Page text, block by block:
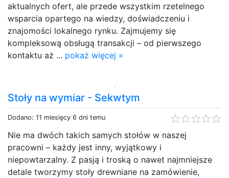
aktualnych ofert, ale przede wszystkim rzetelnego
wsparcia opartego na wiedzy, doświadczeniu i
znajomości lokalnego rynku. Zajmujemy się
kompleksową obsługą transakcji – od pierwszego
kontaktu aż ... pokaż więcej »
Stoły na wymiar - Sekwtym
Dodano: 11 miesięcy 6 dni temu
Nie ma dwóch takich samych stołów w naszej
pracowni – każdy jest inny, wyjątkowy i
niepowtarzalny. Z pasją i troską o nawet najmniejsze
detale tworzymy stoły drewniane na zamówienie,